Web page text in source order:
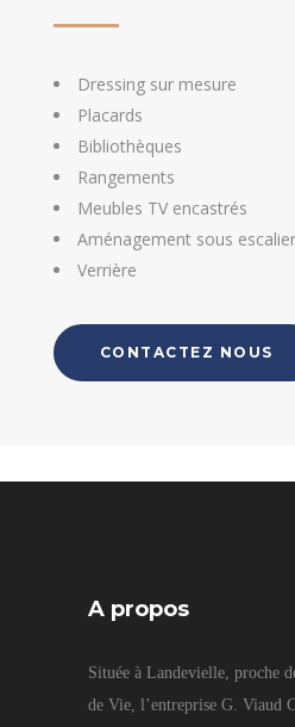
Dressing sur mesure
Placards
Bibliothèques
Rangements
Meubles TV encastrés
Aménagement sous escalier
Verrière
CONTACTEZ NOUS
A propos
Située à Landevielle, proche
de Vie, l’entreprise G. Viaud